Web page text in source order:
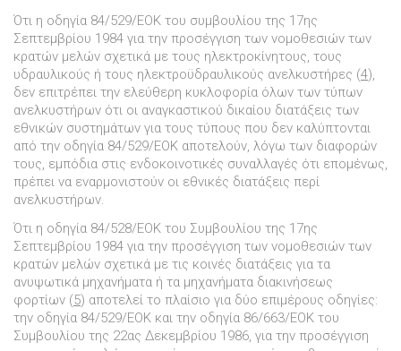
Ότι η οδηγία 84/529/ΕΟΚ του συµβουλίου της 17ης
Σεπτεµβρίου 1984 για την προσέγγιση των νοµοθεσιών των
κρατών µελών σχετικά µε τους ηλεκτροκίνητους, τους
υδραυλικούς ή τους ηλεκτροϋδραυλικούς ανελκυστήρες (4),
δεν επιτρέπει την ελεύθερη κυκλοφορία όλων των τύπων
ανελκυστήρων ότι οι αναγκαστικού δικαίου διατάξεις των
εθνικών συστηµάτων για τους τύπους που δεν καλύπτονται
από την οδηγία 84/529/ΕΟΚ αποτελούν, λόγω των διαφορών
τους, εµπόδια στις ενδοκοινοτικές συναλλαγές ότι εποµένως,
πρέπει να εναρµονιστούν οι εθνικές διατάξεις περί
ανελκυστήρων.
Ότι η οδηγία 84/528/ΕΟΚ του Συµβουλίου της 17ης
Σεπτεµβρίου 1984 για την προσέγγιση των νοµοθεσιών των
κρατών µελών σχετικά µε τις κοινές διατάξεις για τα
ανυψωτικά µηχανήµατα ή τα µηχανήµατα διακινήσεως
φορτίων (5) αποτελεί το πλαίσιο για δύο επιµέρους οδηγίες:
την οδηγία 84/529/ΕΟΚ και την οδηγία 86/663/ΕΟΚ του
Συµβουλίου της 22ας ∆εκεµβρίου 1986, για την προσέγγιση